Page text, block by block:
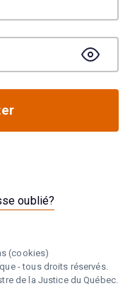
oublié?
(cookies)
- tous droits réservés.
de la Justice du Québec.